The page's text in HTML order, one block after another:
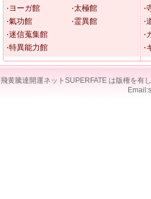
‧ヨーガ館
‧太極館
‧氣功館
‧霊異館
‧迷信蒐集館
‧特異能力館
‧
‧
‧
‧
飛黄騰達開運ネットSUPERFATE は版権を有
Email: